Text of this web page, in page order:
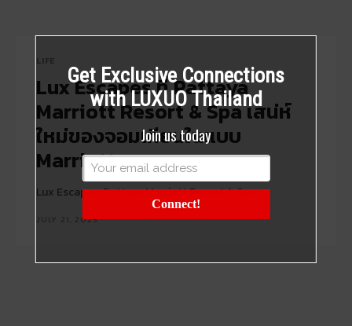
Lux Escapes ที่ Pattaya
Marriott Resort & Spa เสน่ห์
ใหม่ของจอมเทียนในแบบ
Marriott
Lux Escapes: Pattaya Marriott Resort & Spa
JULY 21, 2025
Get Exclusive Connections
with LUXUO Thailand
Join us today
Connect!